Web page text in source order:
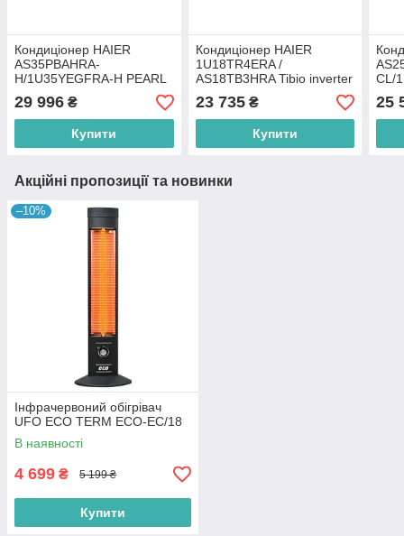
Кондиціонер HAIER
AS35PBAHRA-
H/1U35YEGFRA-H PEARL
inverter
29 996 ₴
Купити
Кондиціонер HAIER
1U18TR4ERA /
AS18TB3HRA Tibio inverter
23 735₴
Купити
CL/
25
Акційні пропозиції та новинки
–10%
Інфрачервоний обігрівач
UFO ECO TERM ECO-EC/18
В наявності
4 699 ₴ 5 199 ₴
Купити